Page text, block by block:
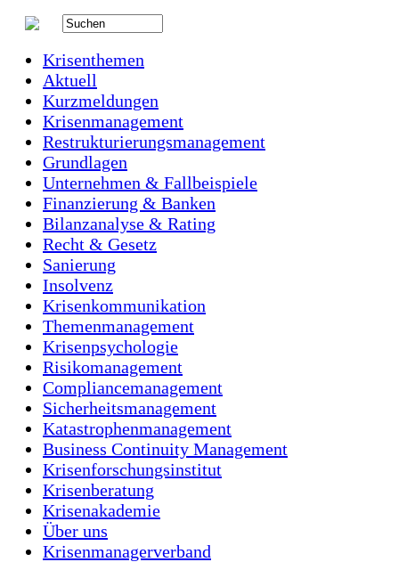
Krisenthemen
Aktuell
Kurzmeldungen
Krisenmanagement
Restrukturierungsmanagement
Grundlagen
Unternehmen & Fallbeispiele
Finanzierung & Banken
Bilanzanalyse & Rating
Recht & Gesetz
Sanierung
Insolvenz
Krisenkommunikation
Themenmanagement
Krisenpsychologie
Risikomanagement
Compliancemanagement
Sicherheitsmanagement
Katastrophenmanagement
Business Continuity Management
Krisenforschungsinstitut
Krisenberatung
Krisenakademie
Über uns
Krisenmanagerverband